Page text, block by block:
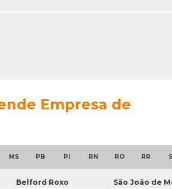
Empresa de
MS PB PI RN RO RR
Belford Roxo São João de